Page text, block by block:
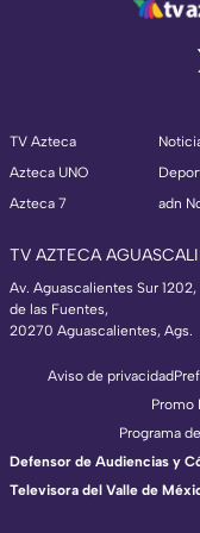
TV Azteca
Azteca UNO
Azteca 7
adn
TV AZTECA
Av. Aguascalientes Sur 1202,
de las Fuentes,
20270 Aguascalientes, Ags.
Aviso de privacidad
Promo
Programa
Defensor de Audiencias y
Televisora del Valle de